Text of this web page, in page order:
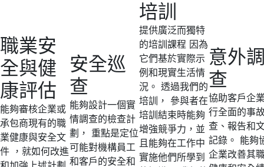
職業安
全與健
康評估
能夠審核企業或
承包商現有的職
業健康與安全文
件 ，就如何改進
安全巡
查
能夠設計一個實
情調查的檢查計
劃， 重點是定位
可能對機構員工
和客戶的安全和
培訓
提供廣泛而獨特
的培訓課程 因為
它們基於實際示
例和現實生活情
況。 透過我們的
培訓， 參與者在
培訓結束時能夠
增強競爭力，並
且能夠在工作中
實施他們所學到
意外
查
協助客戶企
行全面的事
查、報告和
記錄。 能夠
企業改善其